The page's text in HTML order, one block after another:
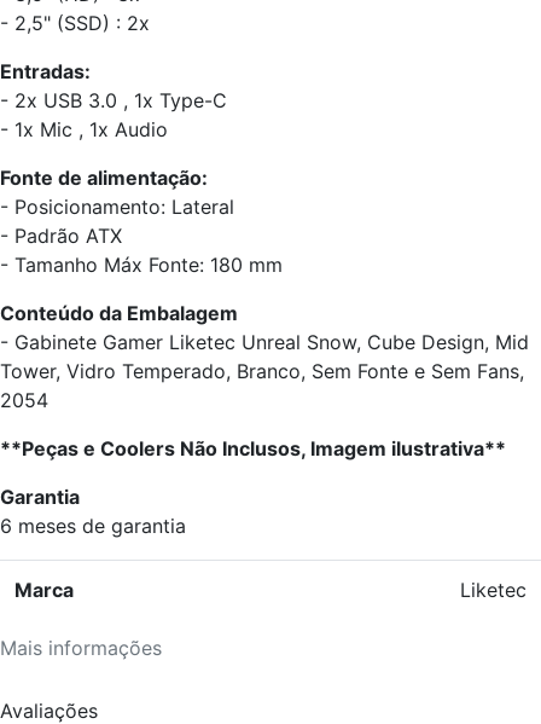
- 2,5" (SSD) : 2x
Entradas:
- 2x USB 3.0 , 1x Type-C
- 1x Mic , 1x Audio
Fonte de alimentação:
- Posicionamento: Lateral
- Padrão ATX
- Tamanho Máx Fonte: 180 mm
Conteúdo da Embalagem
- Gabinete Gamer Liketec Unreal Snow, Cube Design, Mid
Tower, Vidro Temperado, Branco, Sem Fonte e Sem Fans,
2054
**Peças e Coolers Não Inclusos, Imagem ilustrativa**
Garantia
6 meses de garantia
Mais informações
Marca Liketec
Avaliações